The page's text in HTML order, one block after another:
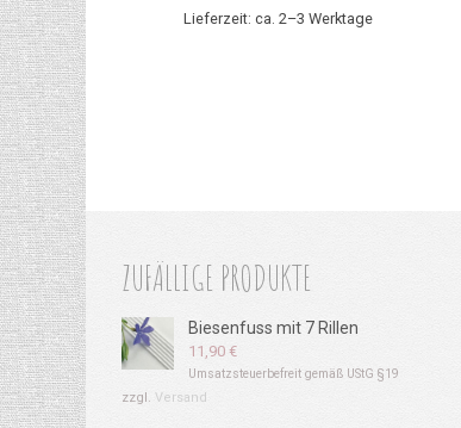
Lieferzeit: ca. 2–3 Werktage
ZUFÄLLIGE PRODUKTE
Biesenfuss mit 7 Rillen
11,90 €
Umsatzsteuerbefreit gemäß UStG §19
zzgl. Versand